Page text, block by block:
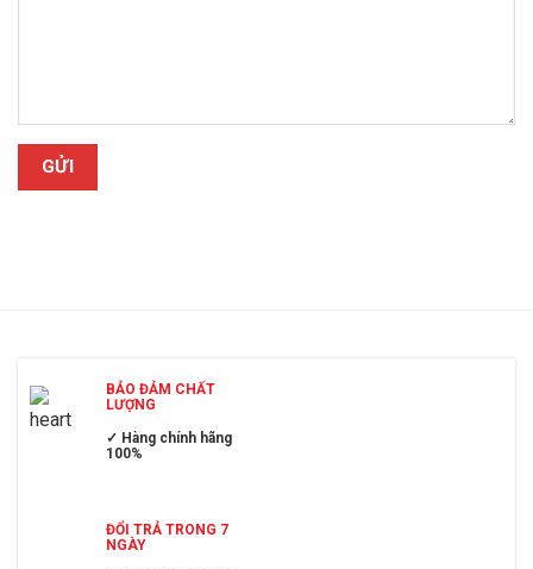
BẢO ĐẢM CHẤT
LƯỢNG
✓ Hàng chính hãng
100%
ĐỔI TRẢ TRONG 7
NGÀY